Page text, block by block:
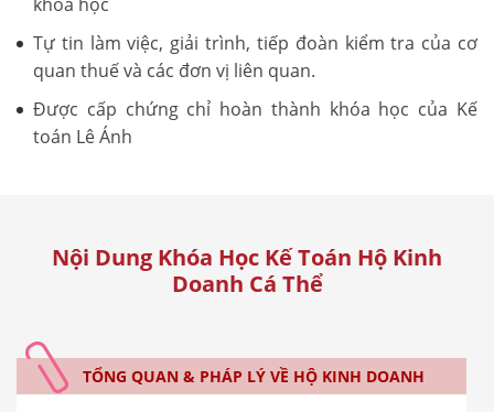
Tự tin làm việc, giải trình, tiếp đoàn kiểm tra của cơ
quan thuế và các đơn vị liên quan.
Được cấp chứng chỉ hoàn thành khóa học của Kế
toán Lê Ánh
Nội Dung Khóa Học Kế Toán Hộ Kinh
Doanh Cá Thể
TỔNG QUAN & PHÁP LÝ VỀ HỘ KINH DOANH